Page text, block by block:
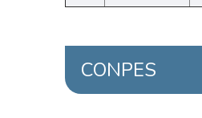
CONPES